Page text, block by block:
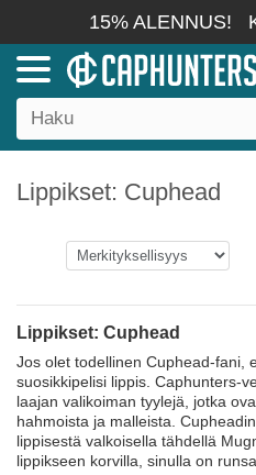
15% ALENNUS!
Lippikset: Cuphead
Lippikset: Cuphead
Jos olet todellinen Cuphead-fani,
suosikkipelisi lippis. Caphunters-
laajan valikoiman tyylejä, jotka
hahmoista ja malleista.
lippisestä valkoisella tähdellä
lippikseen korvilla, sinulla on